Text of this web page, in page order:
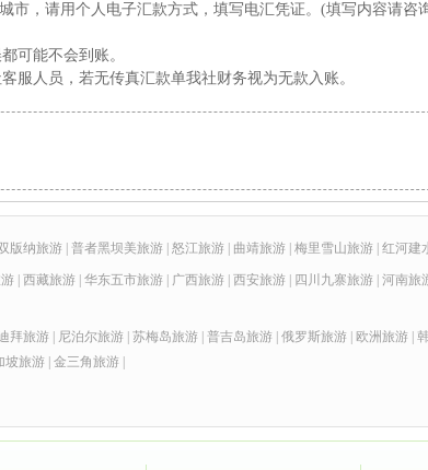
市，请用个人电子汇款方式，填写电汇凭证。(填写内容请咨
可能不会到账。
服人员，若无传真汇款单我社财务视为无款入账。
版纳旅游 普者黑坝美旅游 怒江旅游 曲靖旅游 梅里雪山旅游 红河建
西藏旅游 华东五市旅游 广西旅游 西安旅游 四川九寨旅游 河南旅
拜旅游 尼泊尔旅游 苏梅岛旅游 普吉岛旅游 俄罗斯旅游 欧洲旅游
坡旅游 金三角旅游